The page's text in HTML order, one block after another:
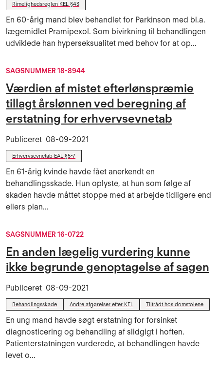
Rimelighedsreglen KEL §43
En 60-årig mand blev behandlet for Parkinson med bl.a.
lægemidlet Pramipexol. Som bivirkning til behandlingen
udviklede han hyperseksualitet med behov for at op...
SAGSNUMMER 18-8944
Værdien af mistet efterlønspræmie
tillagt årslønnen ved beregning af
erstatning for erhvervsevnetab
Publiceret 08-09-2021
Erhvervsevnetab EAL §5-7
En 61-årig kvinde havde fået anerkendt en
behandlingsskade. Hun oplyste, at hun som følge af
skaden havde måttet stoppe med at arbejde tidligere end
ellers plan...
SAGSNUMMER 16-0722
En anden lægelig vurdering kunne
ikke begrunde genoptagelse af sagen
Publiceret 08-09-2021
Behandlingsskade Andre afgørelser efter KEL Tiltrådt hos domstolene
En ung mand havde søgt erstatning for forsinket
diagnosticering og behandling af slidgigt i hoften.
Patienterstatningen vurderede, at behandlingen havde
levet o...